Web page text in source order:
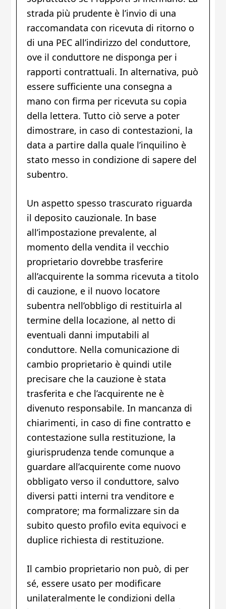
strada più prudente è l’invio di una
raccomandata con ricevuta di ritorno o
di una PEC all’indirizzo del conduttore,
ove il conduttore ne disponga per i
rapporti contrattuali. In alternativa, può
essere sufficiente una consegna a
mano con firma per ricevuta su copia
della lettera. Tutto ciò serve a poter
dimostrare, in caso di contestazioni, la
data a partire dalla quale l’inquilino è
stato messo in condizione di sapere del
subentro.
Un aspetto spesso trascurato riguarda
il deposito cauzionale. In base
all’impostazione prevalente, al
momento della vendita il vecchio
proprietario dovrebbe trasferire
all’acquirente la somma ricevuta a titolo
di cauzione, e il nuovo locatore
subentra nell’obbligo di restituirla al
termine della locazione, al netto di
eventuali danni imputabili al
conduttore. Nella comunicazione di
cambio proprietario è quindi utile
precisare che la cauzione è stata
trasferita e che l’acquirente ne è
divenuto responsabile. In mancanza di
chiarimenti, in caso di fine contratto e
contestazione sulla restituzione, la
giurisprudenza tende comunque a
guardare all’acquirente come nuovo
obbligato verso il conduttore, salvo
diversi patti interni tra venditore e
compratore; ma formalizzare sin da
subito questo profilo evita equivoci e
duplice richiesta di restituzione.
Il cambio proprietario non può, di per
sé, essere usato per modificare
unilateralmente le condizioni della